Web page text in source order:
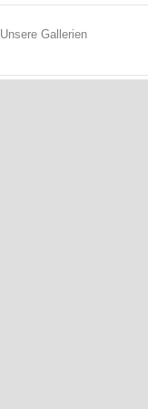
Unsere Gallerien